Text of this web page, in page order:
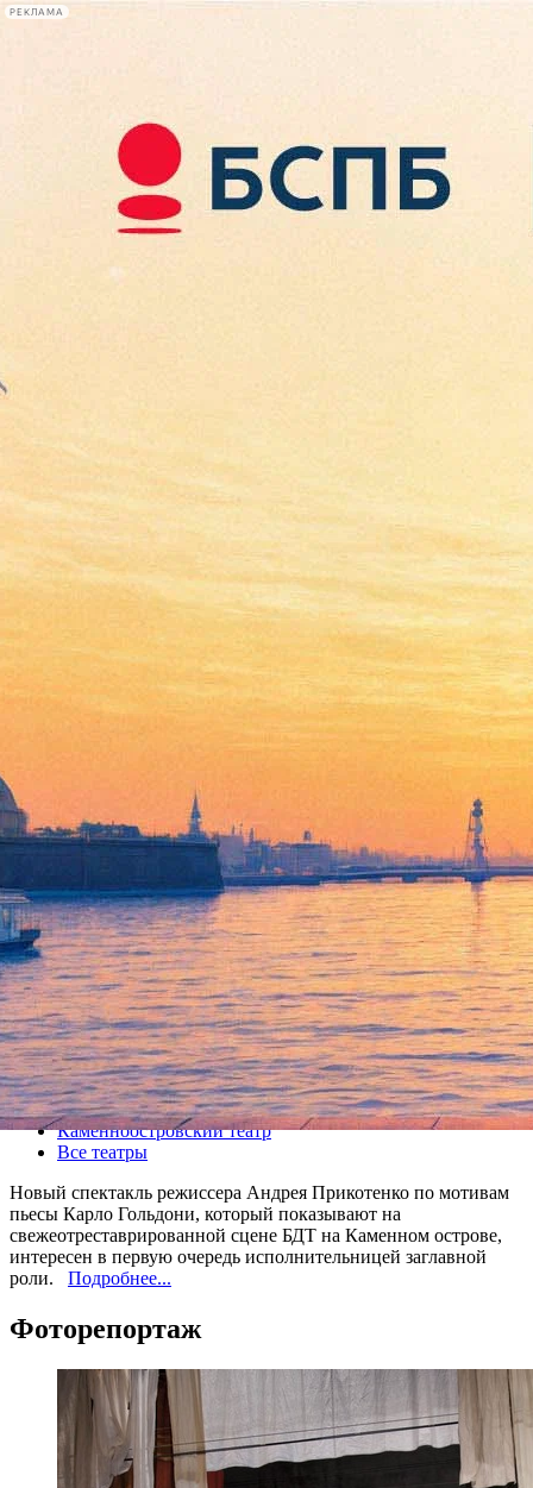
РЕКЛАМА
Сегодня:
2026.08.08
10:17
Афиша Plus
Трактирщица
10 января 2013, четверг,19.00
Версия для печати
Все спектакли
Каменноостровский театр
Все театры
Новый спектакль режиссера Андрея Прикотенко по мотивам
пьесы Карло Гольдони, который показывают на
свежеотреставрированной сцене БДТ на Каменном острове,
интересен в первую очередь исполнительницей заглавной
роли. Подробнее...
Фоторепортаж